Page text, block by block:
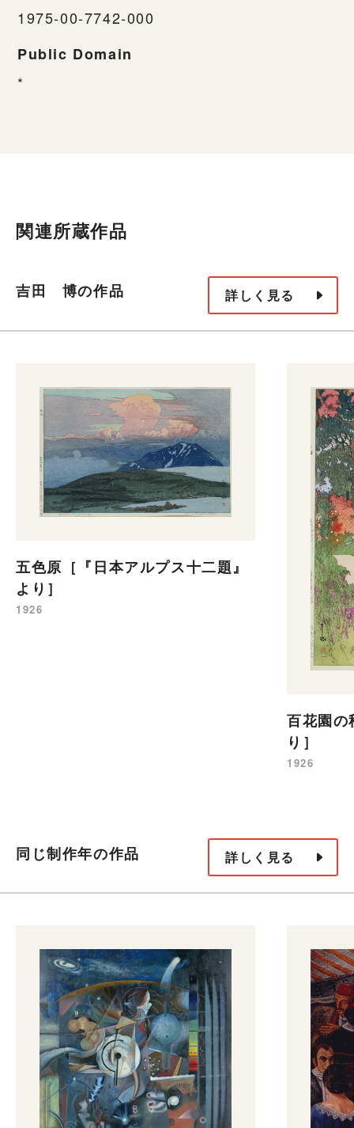
1975-00-7742-000
Public Domain
*
関連所蔵作品
吉田 博の作品 詳しく見る
五色原［『日本アルプス十二題』
より］
1926
百花園の
り］
1926
同じ制作年の作品 詳しく見る